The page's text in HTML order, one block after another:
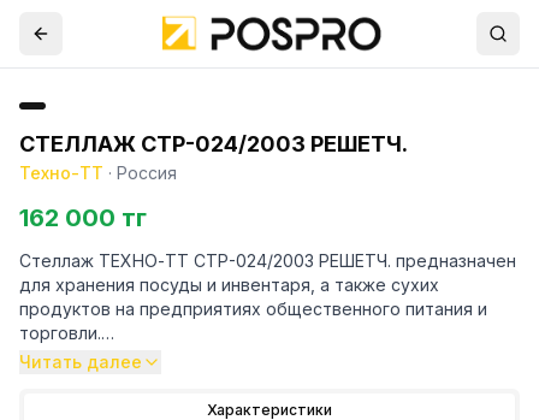
СТЕЛЛАЖ СТР-024/2003 РЕШЕТЧ.
Техно-ТТ · Россия
162 000 тг
Стеллаж ТЕХНО-ТТ СТР-024/2003 РЕШЕТЧ. предназначен
для хранения посуды и инвентаря, а также сухих
продуктов на предприятиях общественного питания и
торговли.
Читать далее
Характеристики